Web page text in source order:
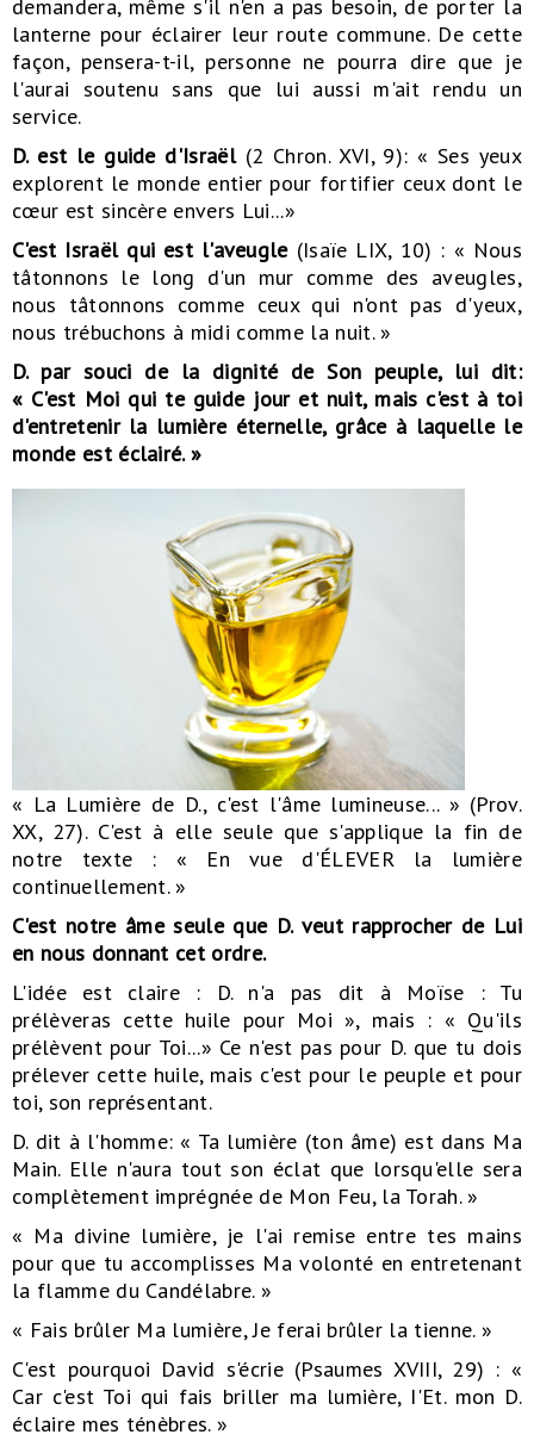
demandera, même s'il n'en a pas besoin, de porter la
lanterne pour éclairer leur route commune. De cette
façon, pensera-t-il, personne ne pourra dire que je
l'aurai soutenu sans que lui aussi m'ait rendu un
service.
D. est le guide d'Israël(2 Chron. XVI, 9): « Ses yeux
explorent le monde entier pour fortifier ceux dont le
cœur est sincère envers Lui...»
C'est Israël qui est l'aveugle(Isaïe LIX, 10) : « Nous
tâtonnons le long d'un mur comme des aveugles,
nous tâtonnons comme ceux qui n'ont pas d'yeux,
nous trébuchons à midi comme la nuit. »
D. par souci de la dignité de Son peuple, lui dit:
« C'est Moi qui te guide jour et nuit, mais c'est à toi
d'entretenir la lumière éternelle, grâce à laquelle le
monde est éclairé. »
« La Lumière de D., c'est l'âme lumineuse... » (Prov.
XX, 27). C'est à elle seule que s'applique la fin de
notre texte : « En vue d'ÉLEVER la lumière
continuellement. »
C'est notre âme seule que D. veut rapprocher de Lui
en nous donnant cet ordre.
L'idée est claire : D. n'a pas dit à Moïse : Tu
prélèveras cette huile pour Moi », mais : « Qu'ils
prélèvent pour Toi...» Ce n'est pas pour D. que tu dois
prélever cette huile, mais c'est pour le peuple et pour
toi, son représentant.
D. dit à l'homme: « Ta lumière (ton âme) est dans Ma
Main. Elle n'aura tout son éclat que lorsqu'elle sera
complètement imprégnée de Mon Feu, la Torah. »
« Ma divine lumière, je l'ai remise entre tes mains
pour que tu accomplisses Ma volonté en entretenant
la flamme du Candélabre. »
« Fais brûler Ma lumière, Je ferai brûler la tienne. »
C'est pourquoi David s'écrie (Psaumes XVIII, 29) : «
Car c'est Toi qui fais briller ma lumière, I'Et. mon D.
éclaire mes ténèbres. »